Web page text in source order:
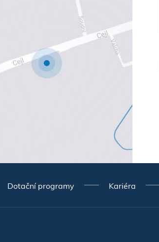
Dotační programy Kariéra